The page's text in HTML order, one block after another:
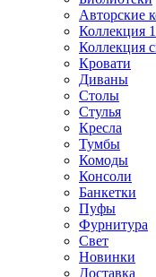
Авторские
Коллекция
Коллекция
Кровати
Диваны
Столы
Стулья
Кресла
Тумбы
Комоды
Консоли
Банкетки
Пуфы
Фурнитура
Свет
Новинки
Доставка